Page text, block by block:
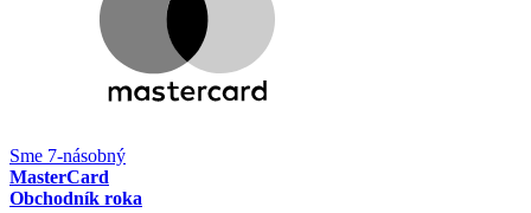
Sme 7-násobný
MasterCard
Obchodník roka